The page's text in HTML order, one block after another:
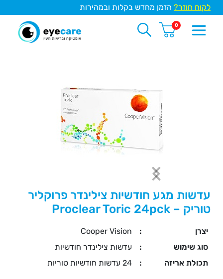
לקוח חוזר? הזמן מחדש בקלות ובמהירות
0
עדשות מגע חודשיות צילינדר פרוקליר
טוריק – Proclear Toric 24pck
יצרן :
Cooper Vision
סוג שימוש
:
עדשות צילינדר חודשיות
תכולת אריזה
: 24 עדשות חודשיות טוריות